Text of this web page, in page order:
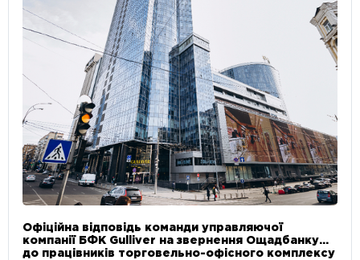
Офіційна відповідь команди управляючої
компанії БФК Gulliver на звернення Ощадбанку
до працівників торговельно-офісного комплексу